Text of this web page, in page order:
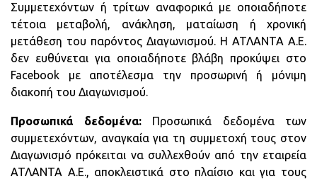
Συμμετεχόντων ή τρίτων αναφορικά με οποιαδήποτε
τέτοια μεταβολή, ανάκληση, ματαίωση ή χρονική
μετάθεση του παρόντος Διαγωνισμού. Η ΑΤΛΑΝΤΑ Α.Ε.
δεν ευθύνεται για οποιαδήποτε βλάβη προκύψει στο
Facebook με αποτέλεσμα την προσωρινή ή μόνιμη
διακοπή του Διαγωνισμού.
Προσωπικά δεδομένα:Προσωπικά δεδομένα των
συμμετεχόντων, αναγκαία για τη συμμετοχή τους στον
Διαγωνισμό πρόκειται να συλλεχθούν από την εταιρεία
ΑΤΛΑΝΤΑ Α.Ε., αποκλειστικά στο πλαίσιο και για τους